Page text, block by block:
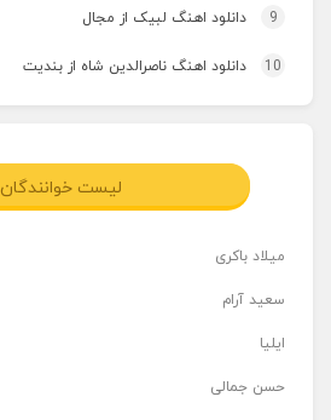
9 دانلود اهنگ لبیک از مجال
10 دانلود اهنگ ناصرالدین شاه از بندیت
لیست خوانندگان
میلاد باکری
سعید آرام
ایلیا
حسن جمالی